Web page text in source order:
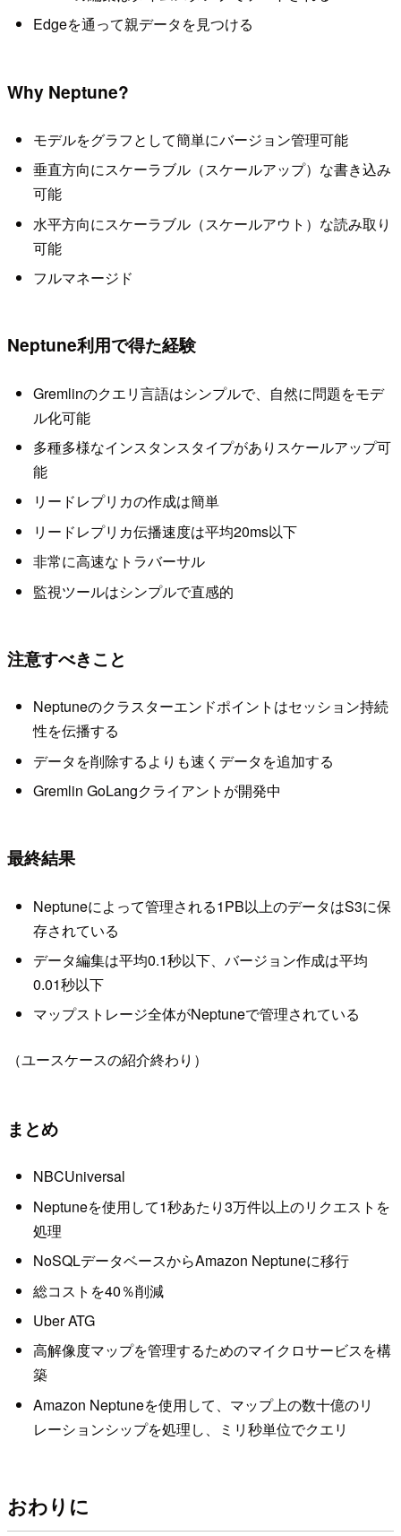
Edgeを通って親データを見つける
Why Neptune?
モデルをグラフとして簡単にバージョン管理可能
垂直方向にスケーラブル（スケールアップ）な書き込み
可能
水平方向にスケーラブル（スケールアウト）な読み取り
可能
フルマネージド
Neptune利用で得た経験
Gremlinのクエリ言語はシンプルで、自然に問題をモデ
ル化可能
多種多様なインスタンスタイプがありスケールアップ可
能
リードレプリカの作成は簡単
リードレプリカ伝播速度は平均20ms以下
非常に高速なトラバーサル
監視ツールはシンプルで直感的
注意すべきこと
Neptuneのクラスターエンドポイントはセッション持続
性を伝播する
データを削除するよりも速くデータを追加する
Gremlin GoLangクライアントが開発中
最終結果
Neptuneによって管理される1PB以上のデータはS3に保
存されている
データ編集は平均0.1秒以下、バージョン作成は平均
0.01秒以下
マップストレージ全体がNeptuneで管理されている
（ユースケースの紹介終わり）
まとめ
NBCUniversal
Neptuneを使用して1秒あたり3万件以上のリクエストを
処理
NoSQLデータベースからAmazon Neptuneに移行
総コストを40％削減
Uber ATG
高解像度マップを管理するためのマイクロサービスを構
築
Amazon Neptuneを使用して、マップ上の数十億のリ
レーションシップを処理し、ミリ秒単位でクエリ
おわりに